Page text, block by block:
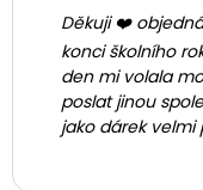
Děkuji ❤️
konci školního
den mi volala
poslat jinou
jako dárek